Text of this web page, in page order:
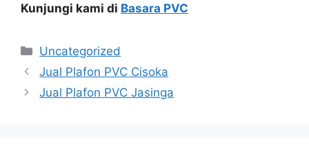
Kunjungi kami di Basara PVC
Categories
Uncategorized
Jual Plafon PVC Cisoka
Jual Plafon PVC Jasinga